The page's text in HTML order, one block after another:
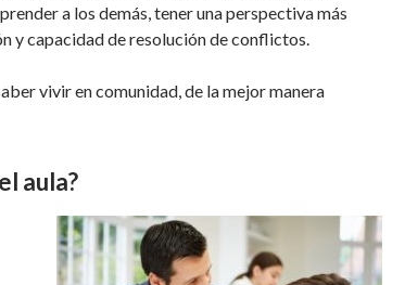
a los demás, tener una perspectiva más
y capacidad de resolución de conflictos.
vivir en comunidad, de la mejor manera
aula?